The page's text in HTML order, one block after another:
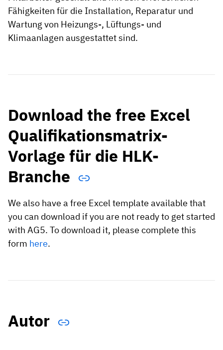
Fähigkeiten für die Installation, Reparatur und
Wartung von Heizungs-, Lüftungs- und
Klimaanlagen ausgestattet sind.
Download the free Excel
Qualifikationsmatrix-
Vorlage für die HLK-
Branche
We also have a free Excel template available that
you can download if you are not ready to get started
with AG5. To download it, please complete this
form here.
Autor